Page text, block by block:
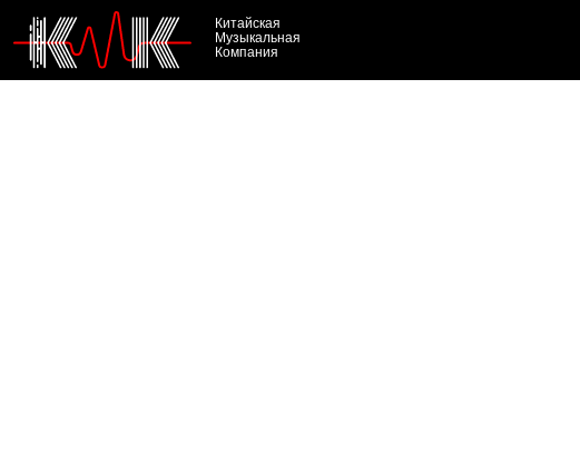
Китайская
Музыкальная
Компания